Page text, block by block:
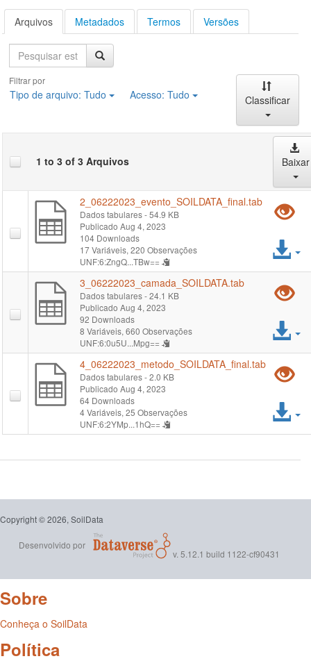
Arquivos Metadados Termos Versões
Pesquisa
Filtrar por
Tipo de arquivo: Tudo Acesso: Tudo Classificar
1 to 3 of 3 Arquivos Baixar
2_06222023_evento_SOILDATA_final.tab
Dados tabulares- 54.9 KB
Publicado Aug 4, 2023
104 Downloads
17 Variáveis, 220 Observações
UNF:6:ZngQ...TBw==
3_06222023_camada_SOILDATA.tab
Dados tabulares- 24.1 KB
Publicado Aug 4, 2023
92 Downloads
8 Variáveis, 660 Observações
UNF:6:0u5U...Mpg==
4_06222023_metodo_SOILDATA_final.tab
Dados tabulares- 2.0 KB
Publicado Aug 4, 2023
64 Downloads
4 Variáveis, 25 Observações
UNF:6:2YMp...1hQ==
Copyright © 2026, SoilData
Desenvolvido por
v. 5.12.1 build 1122-cf90431
Sobre
Conheça o SoilData
Política